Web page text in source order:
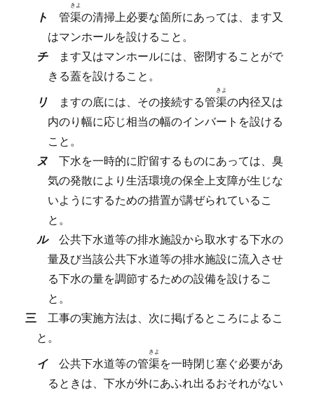
ト 管渠
きよ
の清掃上必要な箇所にあっては、ます又
はマンホールを設けること。
チ
ます又はマンホールには、密閉することがで
きる蓋を設けること。
リ
ますの底には、その接続する管渠
きよ
の内径又は
内のり幅に応じ相当の幅のインバートを設ける
こと。
ヌ 下水を一時的に貯留するものにあっては、臭
気の発散により生活環境の保全上支障が生じな
いようにするための措置が講ぜられているこ
と。
ル 公共下水道等の排水施設から取水する下水の
量及び当該公共下水道等の排水施設に流入させ
る下水の量を調節するための設備を設けるこ
と。
三 工事の実施方法は、次に掲げるところによるこ
と。
イ 公共下水道等の管渠
きよ
を一時閉じ塞ぐ必要があ
るときは、下水が外にあふれ出るおそれがない